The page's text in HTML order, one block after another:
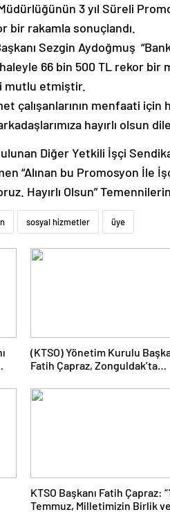
3 yıl Süreli
bir rakamla sonuçlandı.
Sezgin Aydoğmuş
66 bin 500 TL rekor bir
mutlu etmiştir.
çalışanlarının menfaati
hayırlı olsun
Diğer Yetkili İşçi
“Alınan bu Promosyon İle
Hayırlı Olsun”
sosyal hizmetler üye
(KTSO) Yönetim Kurulu
Fatih Çapraz, Zonguldak’ta
Lojistikte Yeni Ufuklar
Sempozyumu”na katıldı.
KTSO Başkanı Fatih Çapraz:
Temmuz, Milletimizin Birlik ve